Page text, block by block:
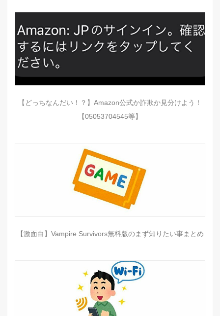
【どっちなんだい！？】Amazon公式か詐欺か見分けよう！
【05053704545等】
【激面白】Vampire Survivors無料版のまず知りたい事まとめ